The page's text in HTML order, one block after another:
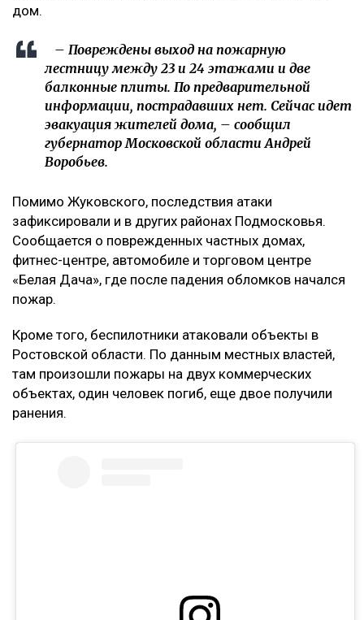
дом.
– Повреждены выход на пожарную
лестницу между 23 и 24 этажами и две
балконные плиты. По предварительной
информации, пострадавших нет. Сейчас идет
эвакуация жителей дома, – сообщил
губернатор Московской области Андрей
Воробьев.
Помимо Жуковского, последствия атаки
зафиксировали и в других районах Подмосковья.
Сообщается о поврежденных частных домах,
фитнес-центре, автомобиле и торговом центре
«Белая Дача», где после падения обломков начался
пожар.
Кроме того, беспилотники атаковали объекты в
Ростовской области. По данным местных властей,
там произошли пожары на двух коммерческих
объектах, один человек погиб, еще двое получили
ранения.